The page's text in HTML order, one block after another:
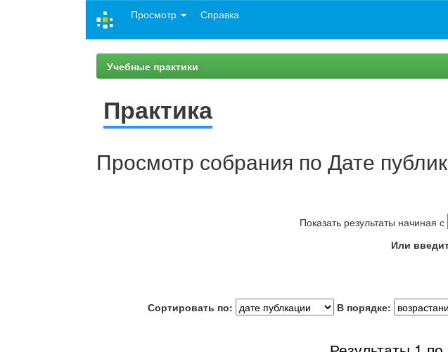
Просмотр Справка
Учебные практики
Практика
Просмотр собрания по Дате
Показать результаты начиная с
Или
Сортировать по: В порядке: